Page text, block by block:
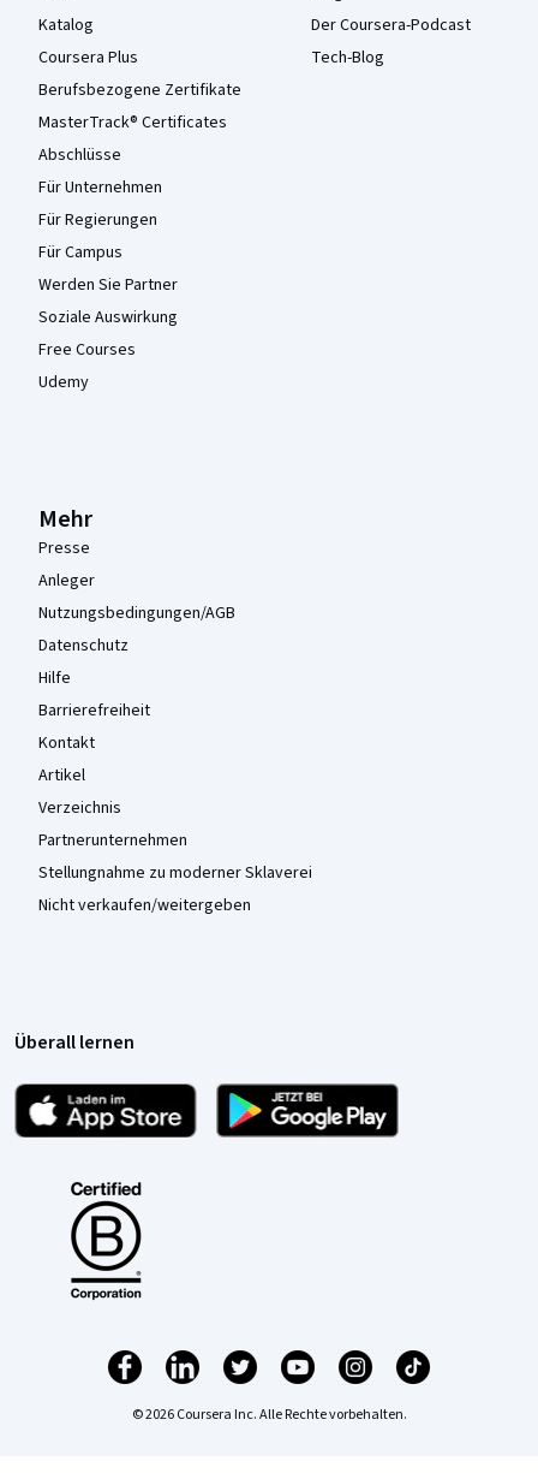
Katalog
Coursera Plus
Berufsbezogene Zertifikate
MasterTrack® Certificates
Abschlüsse
Für Unternehmen
Für Regierungen
Für Campus
Werden Sie Partner
Soziale Auswirkung
Free Courses
Udemy
Der Coursera-Podcast
Tech-Blog
Mehr
Presse
Anleger
Nutzungsbedingungen/AGB
Datenschutz
Hilfe
Barrierefreiheit
Kontakt
Artikel
Verzeichnis
Partnerunternehmen
Stellungnahme zu moderner Sklaverei
Nicht verkaufen/weitergeben
Überall lernen
© 2026 Coursera Inc. Alle Rechte vorbehalten.